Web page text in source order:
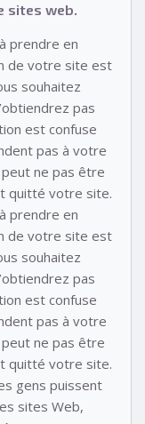
sites web.
prendre en
de votre site est
souhaitez
pas
est confuse
pas à votre
ne pas être
quitté votre site.
prendre en
de votre site est
souhaitez
pas
est confuse
pas à votre
ne pas être
quitté votre site.
gens puissent
sites Web,